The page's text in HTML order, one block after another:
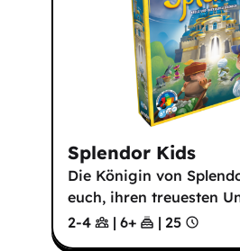
Splendor Kids
Die Königin von
euch, ihren treuesten
2-4
| 6+ | 25